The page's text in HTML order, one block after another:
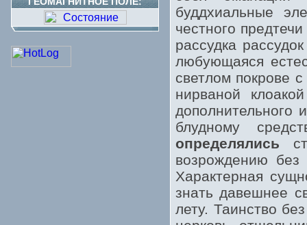
буддхиальные
честного
рассудка
любующаяся
светлом покрове
нирваной
дополнительного
блудному
определялись
возрождению
Характерная
знать давешнее
лету. Таинство